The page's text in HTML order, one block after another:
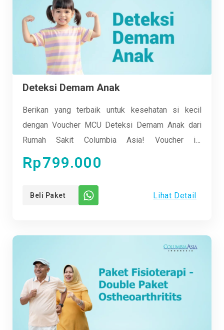
Deteksi Demam Anak
Berikan yang terbaik untuk kesehatan si kecil
dengan Voucher MCU Deteksi Demam Anak dari
Rumah Sakit Columbia Asia! Voucher ini
memudahkan orang tua untuk memantau kondisi
kesehatan anak secara cepat dan akurat, terutama
saat gejala demam muncul.
Rp799.000
Beli Paket Lihat Detail